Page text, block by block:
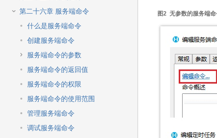
第二十六章 服务端命令
什么是服务端命令
创建服务端命令
服务端命令的参数
服务端命令的返回值
服务端命令的权限
服务端命令的使用范围
管理服务端命令
调试服务端命令
图2 无参数的服务端